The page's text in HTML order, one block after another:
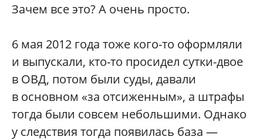
Зачем все это? А очень просто.
6 мая 2012 года тоже кого-то оформляли
и выпускали, кто-то просидел сутки-двое
в ОВД, потом были суды, давали
в основном «за отсиженным», а штрафы
тогда были совсем небольшими. Однако
у следствия тогда появилась база —